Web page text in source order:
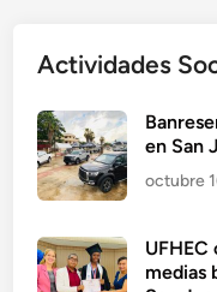
Actividades
en San
octubre
medias